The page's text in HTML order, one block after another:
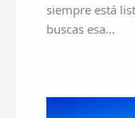
siempre está
buscas esa…